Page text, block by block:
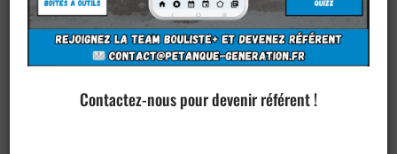
Contactez-nous pour devenir référent !